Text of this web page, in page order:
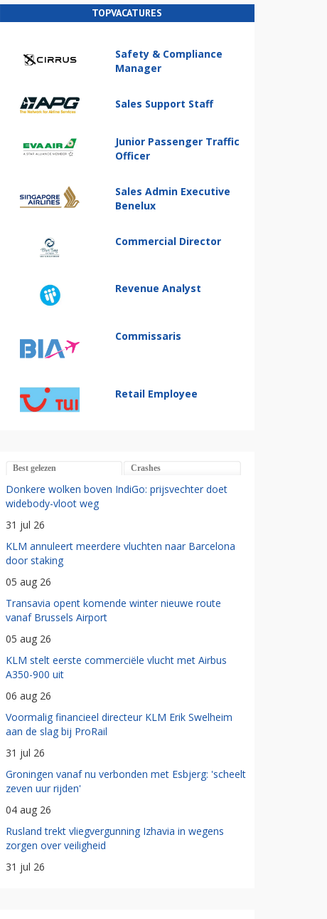
TOPVACATURES
Safety & Compliance
Manager
Sales Support Staff
Junior Passenger Traffic
Officer
Sales Admin Executive
Benelux
Commercial Director
Revenue Analyst
Commissaris
Retail Employee
Best gelezen Crashes
Donkere wolken boven IndiGo: prijsvechter doet
widebody-vloot weg
31 jul 26
KLM annuleert meerdere vluchten naar Barcelona
door staking
05 aug 26
Transavia opent komende winter nieuwe route
vanaf Brussels Airport
05 aug 26
KLM stelt eerste commerciële vlucht met Airbus
A350-900 uit
06 aug 26
Voormalig financieel directeur KLM Erik Swelheim
aan de slag bij ProRail
31 jul 26
Groningen vanaf nu verbonden met Esbjerg: 'scheelt
zeven uur rijden'
04 aug 26
Rusland trekt vliegvergunning Izhavia in wegens
zorgen over veiligheid
31 jul 26